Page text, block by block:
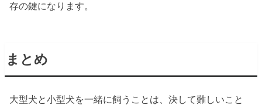
存の鍵になります。
まとめ
大型犬と小型犬を一緒に飼うことは、決して難しいこと